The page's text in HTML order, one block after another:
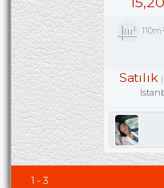
110m²
Satılık
1 - 3